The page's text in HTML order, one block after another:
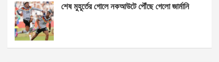
শেষ মুহূর্তের গোলে নকআউটে পৌঁছে গেলো জার্মানি